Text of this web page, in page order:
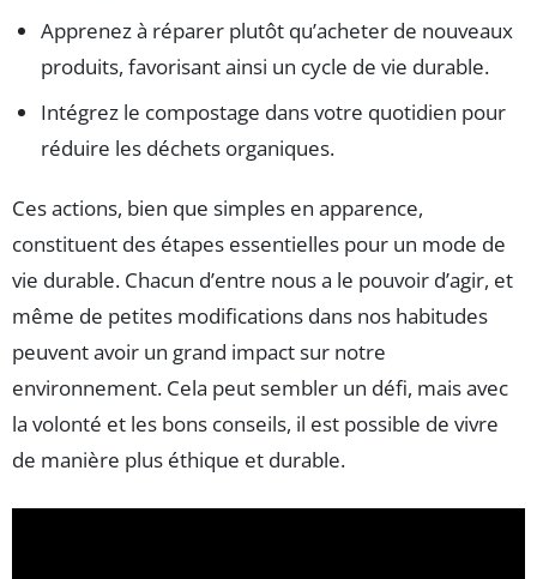
Apprenez à réparer plutôt qu’acheter de nouveaux
produits, favorisant ainsi un cycle de vie durable.
Intégrez le compostage dans votre quotidien pour
réduire les déchets organiques.
Ces actions, bien que simples en apparence,
constituent des étapes essentielles pour un mode de
vie durable. Chacun d’entre nous a le pouvoir d’agir, et
même de petites modifications dans nos habitudes
peuvent avoir un grand impact sur notre
environnement. Cela peut sembler un défi, mais avec
la volonté et les bons conseils, il est possible de vivre
de manière plus éthique et durable.